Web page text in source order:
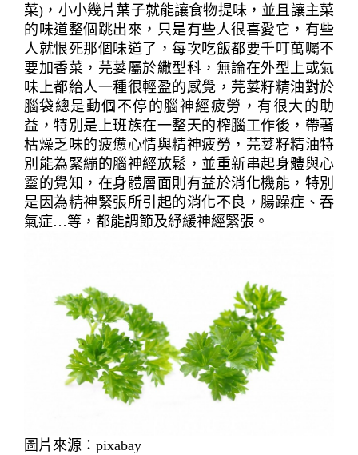
菜)，小小幾片葉子就能讓食物提味，並且讓主菜
的味道整個跳出來，只是有些人很喜愛它，有些
人就恨死那個味道了，每次吃飯都要千叮萬囑不
要加香菜，芫荽屬於繖型科，無論在外型上或氣
味上都給人一種很輕盈的感覺，芫荽籽精油對於
腦袋總是動個不停的腦神經疲勞，有很大的助
益，特別是上班族在一整天的榨腦工作後，帶著
枯燥乏味的疲憊心情與精神疲勞，芫荽籽精油特
別能為緊繃的腦神經放鬆，並重新串起身體與心
靈的覺知，在身體層面則有益於消化機能，特別
是因為精神緊張所引起的消化不良，腸躁症、吞
氣症…等，都能調節及紓緩神經緊張。
圖片來源：pixabay